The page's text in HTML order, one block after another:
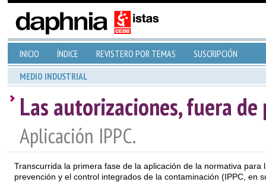
INICIO ÍNDICE REVISTERO POR TEMAS SUSCRIPCIÓN
MEDIO INDUSTRIAL
Las autorizaciones, fuera de
Aplicación IPPC.
Transcurrida la primera fase de la aplicación de la normativa para
prevención y el control integrados de la contaminación (IPPC, en